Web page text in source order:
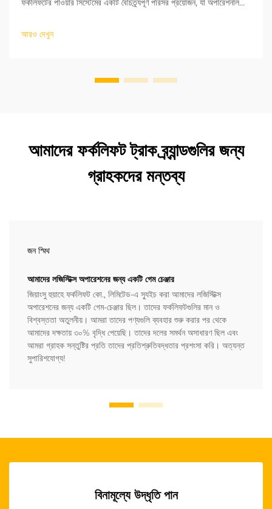
আরও দেখুন
আমাদের ফর্কলিফট ট্রাক ব্র্যান্ডগুলির জন্য
গ্রাহকদের মন্তব্য
জন স্মিথ
আমাদের লজিস্টিক্স অপারেশনের জন্য একটি গেম চেঞ্জার
জিয়াংসু হুয়াহে ফর্কলিফট কো., লিমিটেড-এ স্যুইচ করা আমাদের লজিস্টিক্স
অপারেশনের জন্য একটি গেম-চেঞ্জার ছিল। তাদের ফর্কলিফটগুলির মান ও
বিশ্বস্ততা অতুলনীয়। আমরা তাদের পণ্যগুলি ব্যবহার শুরু করার পর থেকে
আমাদের দক্ষতায় ৩০% বৃদ্ধি পেয়েছি। তাদের দলের সমর্থন অসাধারণ ছিল এবং
আমরা গ্রাহক সন্তুষ্টির প্রতি তাদের প্রতিশ্রুতিবদ্ধতার প্রশংসা করি। অত্যন্ত
সুপারিশযোগ্য!
বিনামূল্যে উদ্ধৃতি পান